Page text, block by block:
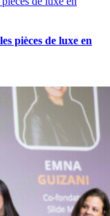
pièces de luxe en